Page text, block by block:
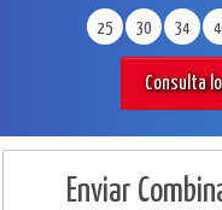
25 30 34
Consulta
Enviar